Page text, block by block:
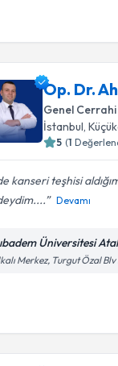
Op. Dr.
Genel Cerrahi
İstanbul ,
5 (1
kanseri teşhisi
Devamı
Üniversitesi
Merkez, Turgut Özal